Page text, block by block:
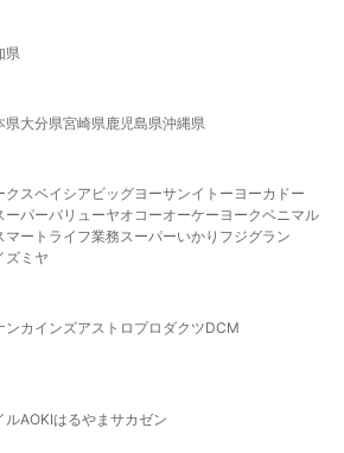
県
県大分県宮崎県鹿児島県沖縄県
クスベイシア ビッグヨーサンイトーヨーカドー
ーパーバリューヤオコーオーケー ヨークベニマル
マート ライフ業務スーパーいかり フジグラン
ズミヤ
ンカインズアストロプロダクツDCM
ルAOKIはるやま サカゼン